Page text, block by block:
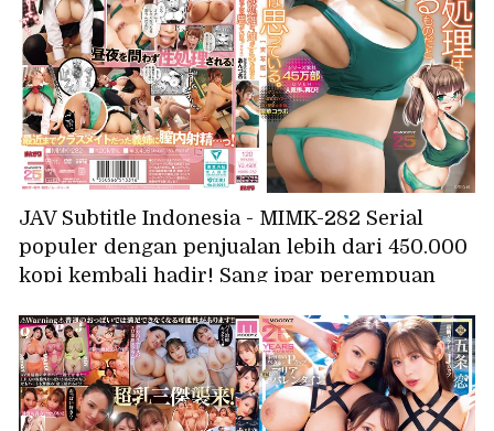
JAV Subtitle Indonesia - MIMK-282 Serial
populer dengan penjualan lebih dari 450.000
kopi kembali hadir! Sang ipar perempuan
hasrat seksual saudara laki-lakinya. Versi
live-action dibintangi oleh Anzu Anzu dan
Reika Natsume.